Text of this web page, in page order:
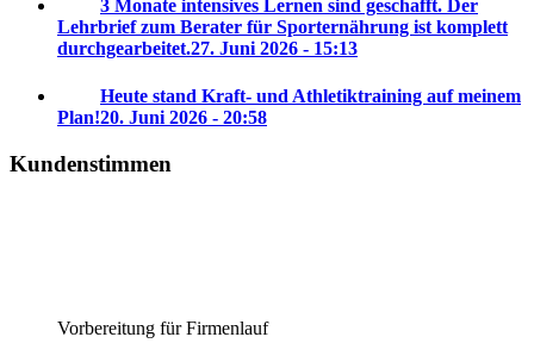
3 Monate intensives Lernen sind geschafft. Der
Lehrbrief zum Berater für Sporternährung ist komplett
durchgearbeitet.27. Juni 2026 - 15:13
Heute stand Kraft- und Athletiktraining auf meinem
Plan!20. Juni 2026 - 20:58
Kundenstimmen
Vorbereitung für Firmenlauf